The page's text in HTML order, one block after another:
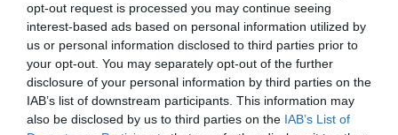
opt-out request is processed you may continue seeing
interest-based ads based on personal information utilized by
us or personal information disclosed to third parties prior to
your opt-out. You may separately opt-out of the further
disclosure of your personal information by third parties on the
IAB’s list of downstream participants. This information may
also be disclosed by us to third parties on the IAB’s List of